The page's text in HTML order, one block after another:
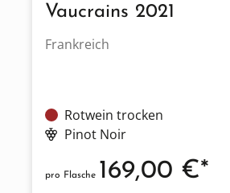
Vaucrains 2021
Frankreich
Rotwein trocken
Pinot Noir
pro Flasche 169,00 €*